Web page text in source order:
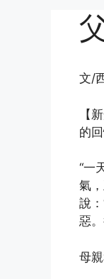
文/
【
的
“一
氣
說
惡
母